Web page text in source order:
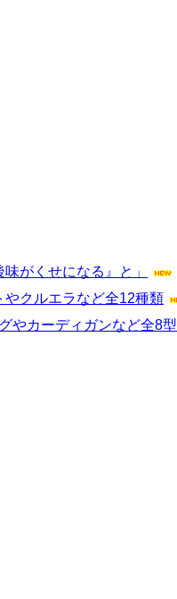
がくせになる』と」
クルエラなど全12種類
やカーディガンなど全8型